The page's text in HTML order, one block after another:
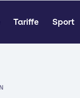
Tariffe Sport